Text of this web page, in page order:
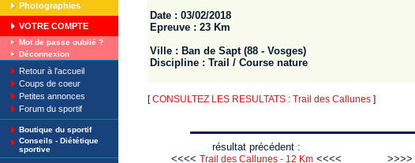
Photographies
VOTRE COMPTE
Mot de passe oublié ?
Déconnexion
Retour à l'accueil
Coups de coeur
Petites annonces
Forum du sportif
Boutique du sportif
Conseils - Diététique
sportive
Date : 03/02/2018
Epreuve : 23 Km
Ville : Ban de Sapt (88 - Vosges)
Discipline : Trail / Course nature
[CONSULTEZ LES RESULTATS : Trail des Callunes ]
résultat précédent :
<<<< Trail des Callunes - 12 Km <<<<
>>>>